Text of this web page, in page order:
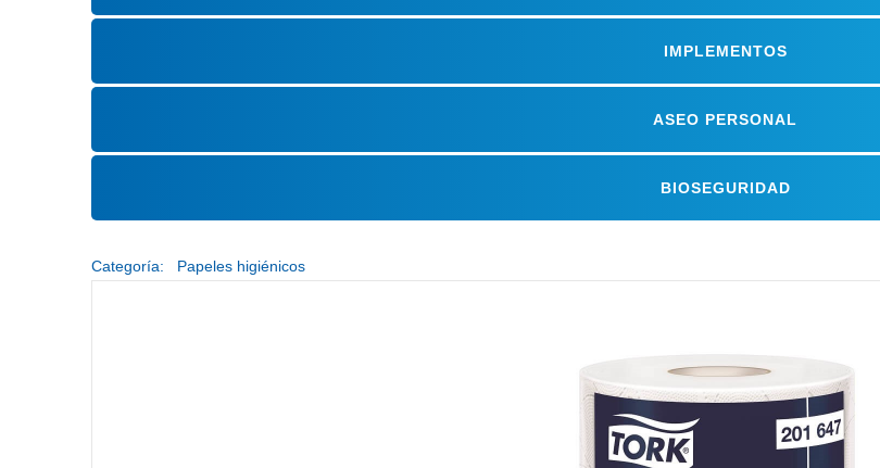
IMPLEMENTOS
ASEO PERSONAL
BIOSEGURIDAD
Categoría: Papeles higiénicos